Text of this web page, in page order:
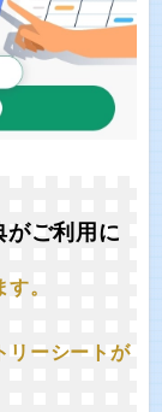
がご利用に
。
リーシートが